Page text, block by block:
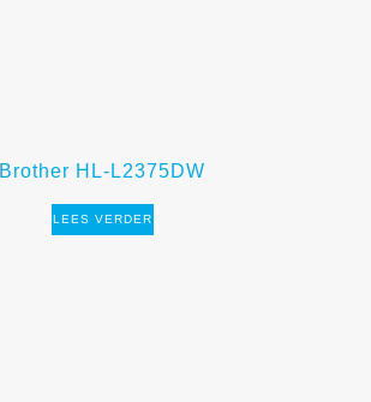
Brother HL-L2375DW
LEES VERDER